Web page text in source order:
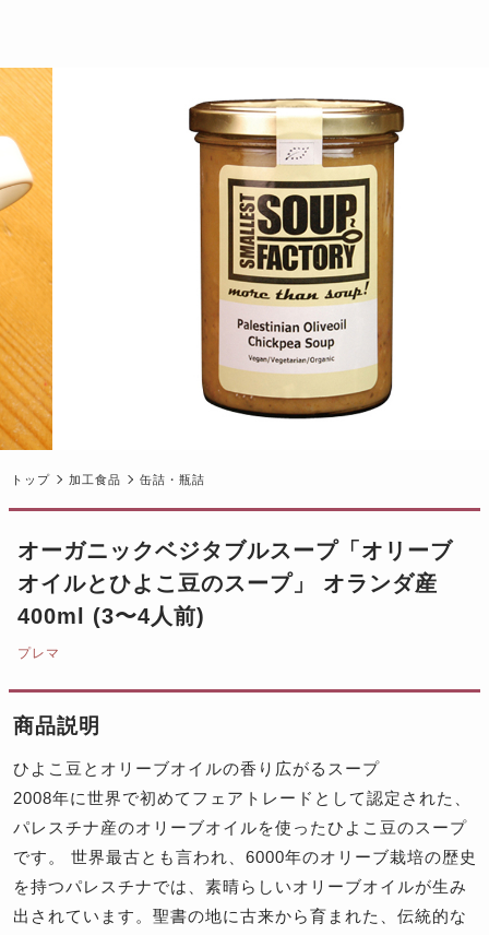
トップ 加工食品 缶詰・瓶詰
オーガニックベジタブルスープ「オリーブ
オイルとひよこ豆のスープ」 オランダ産
400ml (3〜4人前)
プレマ
商品説明
ひよこ豆とオリーブオイルの香り広がるスープ
2008年に世界で初めてフェアトレードとして認定された、
パレスチナ産のオリーブオイルを使ったひよこ豆のスープ
です。 世界最古とも言われ、6000年のオリーブ栽培の歴史
を持つパレスチナでは、素晴らしいオリーブオイルが生み
出されています。聖書の地に古来から育まれた、伝統的な